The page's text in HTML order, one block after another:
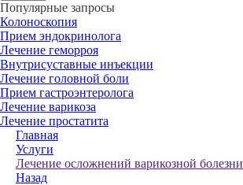
Популярные запросы
Колоноскопия
Прием эндокринолога
Лечение геморроя
Внутрисуставные инъекции
Лечение головной боли
Прием гастроэнтеролога
Лечение варикоза
Лечение простатита
Главная
Услуги
Лечение осложнений варикозной болезни
Назад